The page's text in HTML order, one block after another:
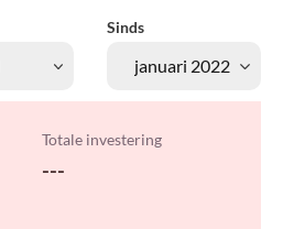
Sinds
Totale investering
---